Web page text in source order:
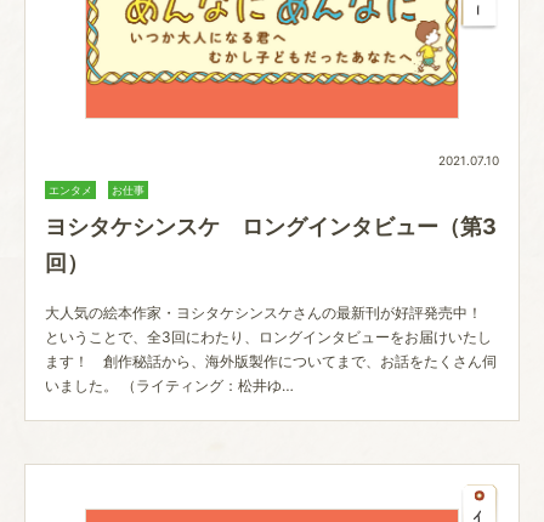
2021.07.10
エンタメ お仕事
ヨシタケシンスケ ロングインタビュー（第3
回）
大人気の絵本作家・ヨシタケシンスケさんの最新刊が好評発売中！
ということで、全3回にわたり、ロングインタビューをお届けいたし
ます！ 創作秘話から、海外版製作についてまで、お話をたくさん伺
いました。 （ライティング：松井ゆ…